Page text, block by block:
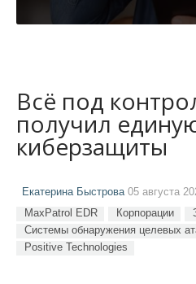
Всё под
получил
киберзащиты
Екатерина Быстрова05 августа
MaxPatrol EDR Корпорации
Системы обнаружения целевых
Positive Technologies